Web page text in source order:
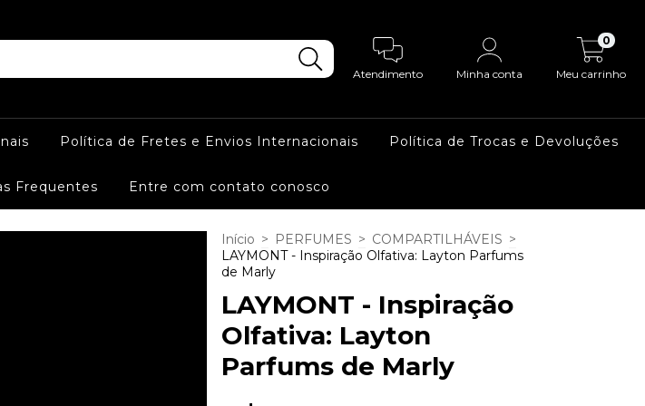
Atendimento Minha conta Meu carrinho
0
Política de Fretes e Envios Internacionais Política de Trocas e Devoluções
Frequentes Entre com contato conosco
Início > PERFUMES > COMPARTILHÁVEIS >
LAYMONT - Inspiração Olfativa: Layton Parfums
de Marly
LAYMONT - Inspiração
Olfativa: Layton
Parfums de Marly